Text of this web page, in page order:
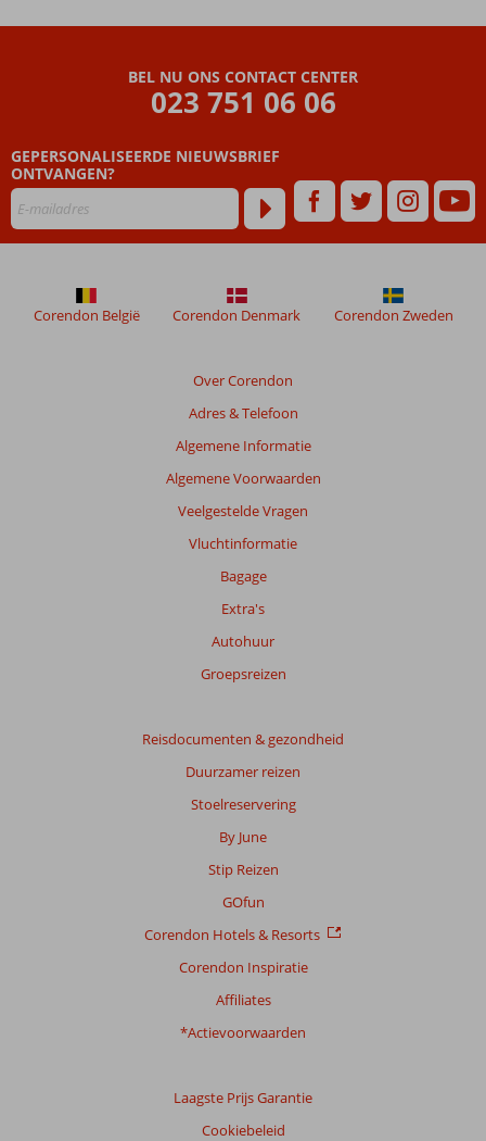
BEL NU ONS CONTACT CENTER
023 751 06 06
GEPERSONALISEERDE NIEUWSBRIEF
ONTVANGEN?
Over Corendon
Adres & Telefoon
Algemene Informatie
Algemene Voorwaarden
Veelgestelde Vragen
Vluchtinformatie
Bagage
Extra's
Autohuur
Groepsreizen
Reisdocumenten & gezondheid
Duurzamer reizen
Stoelreservering
By June
Stip Reizen
GOfun
Corendon Hotels & Resorts
Corendon Inspiratie
Affiliates
*Actievoorwaarden
Laagste Prijs Garantie
Cookiebeleid
Corendon België Corendon Denmark Corendon Zweden